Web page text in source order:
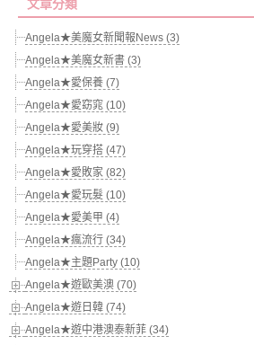
文章分類
Angela★美魔女新聞報News (3)
Angela★美魔女新書 (3)
Angela★愛保養 (7)
Angela★愛窈窕 (10)
Angela★愛美妝 (9)
Angela★玩穿搭 (47)
Angela★愛敗家 (82)
Angela★愛玩髮 (10)
Angela★愛美甲 (4)
Angela★瘋流行 (34)
Angela★主題Party (10)
Angela★遊歐美澳 (70)
Angela★遊日韓 (74)
Angela★遊中港澳泰新菲 (34)